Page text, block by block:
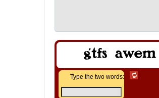
Type the two words: